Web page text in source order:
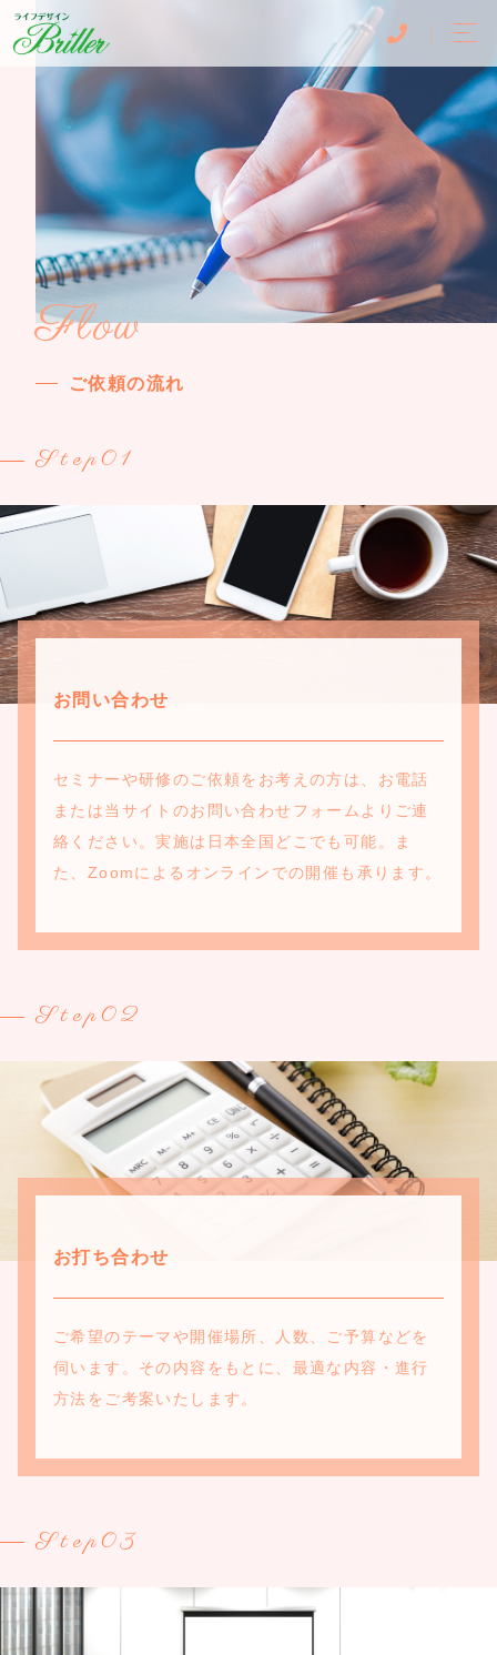
Flow
ご依頼の流れ
Step01
お問い合わせ
セミナーや研修のご依頼をお考えの方は、お電話
または当サイトのお問い合わせフォームよりご連
絡ください。実施は日本全国どこでも可能。ま
た、Zoomによるオンラインでの開催も承ります。
Step02
お打ち合わせ
ご希望のテーマや開催場所、人数、ご予算などを
伺います。その内容をもとに、最適な内容・進行
方法をご考案いたします。
Step03